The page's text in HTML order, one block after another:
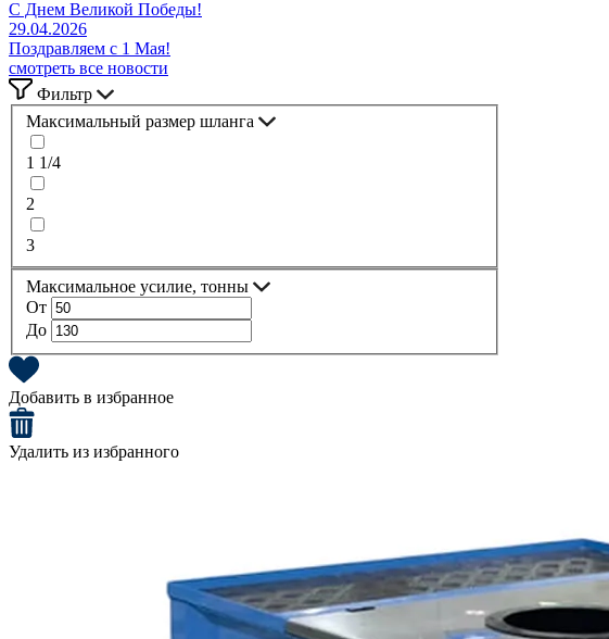
С Днем Великой Победы!
29.04.2026
Поздравляем с 1 Мая!
смотреть все новости
Фильтр
Максимальный размер шланга
1 1/4
2
3
Максимальное усилие, тонны
От
До
Добавить в избранное
Удалить из избранного